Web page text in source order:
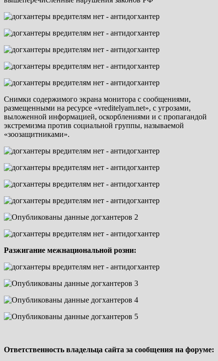
Снимки содержимого экрана монитора с сообщениями,
размещенными на ресурсе «vreditelyam.net», с угрозами,
выложенной информацией, оскорблениями и с пропагандой
экстремизма против социальной группы, называемой
«зоозащитниками».
Разжигание межнациональной розни:
Ответственность владельца сайта за сообщения на форуме: